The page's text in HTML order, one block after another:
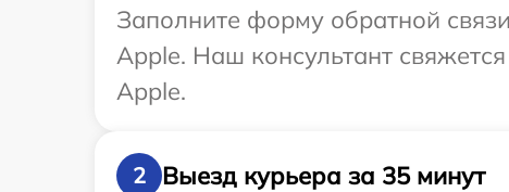
Заполните форму обратной
Apple. Наш консультант
Apple.
2
Выезд курьера за 35 минут